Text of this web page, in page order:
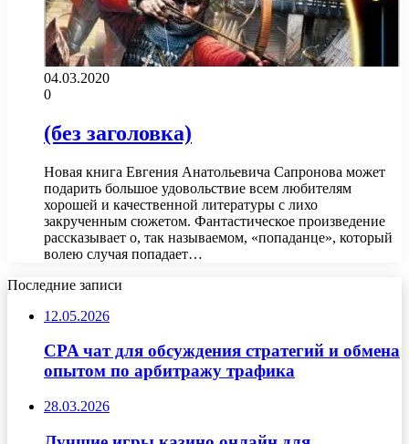
04.03.2020
0
(без заголовка)
Новая книга Евгения Анатольевича Сапронова может
подарить большое удовольствие всем любителям
хорошей и качественной литературы с лихо
закрученным сюжетом. Фантастическое произведение
рассказывает о, так называемом, «попаданце», который
волею случая попадает…
Последние записи
12.05.2026
CPA чат для обсуждения стратегий и обмена
опытом по арбитражу трафика
28.03.2026